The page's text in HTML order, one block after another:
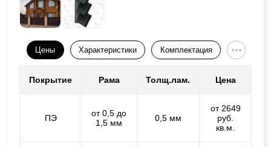
Цены Характеристики Комплектация
Покрытие Рама Толщ.лам. Цена
ПЭ
от 0,5 до
1,5 мм
0,5 мм
от 2649
руб.
кв.м.